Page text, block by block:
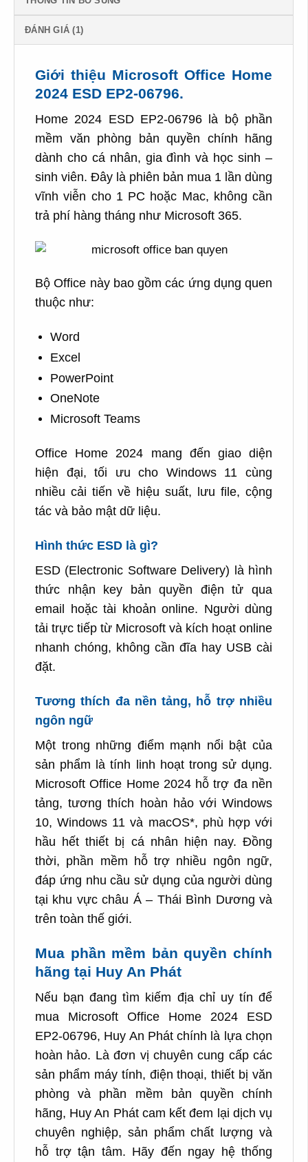
ĐÁNH GIÁ (1)
Giới thiệu Microsoft Office Home
2024 ESD EP2-06796.
Home 2024 ESD EP2-06796 là bộ phần
mềm văn phòng bản quyền chính hãng
dành cho cá nhân, gia đình và học sinh –
sinh viên. Đây là phiên bản mua 1 lần dùng
vĩnh viễn cho 1 PC hoặc Mac, không cần
trả phí hàng tháng như Microsoft 365.
Bộ Office này bao gồm các ứng dụng quen
thuộc như:
Word
Excel
PowerPoint
OneNote
Microsoft Teams
Office Home 2024 mang đến giao diện
hiện đại, tối ưu cho Windows 11 cùng
nhiều cải tiến về hiệu suất, lưu file, cộng
tác và bảo mật dữ liệu.
Hình thức ESD là gì?
ESD (Electronic Software Delivery) là hình
thức nhận key bản quyền điện tử qua
email hoặc tài khoản online. Người dùng
tải trực tiếp từ Microsoft và kích hoạt online
nhanh chóng, không cần đĩa hay USB cài
đặt.
Tương thích đa nền tảng, hỗ trợ nhiều
ngôn ngữ
Một trong những điểm mạnh nổi bật của
sản phẩm là tính linh hoạt trong sử dụng.
Microsoft Office Home 2024 hỗ trợ đa nền
tảng, tương thích hoàn hảo với Windows
10, Windows 11 và macOS*, phù hợp với
hầu hết thiết bị cá nhân hiện nay. Đồng
thời, phần mềm hỗ trợ nhiều ngôn ngữ,
đáp ứng nhu cầu sử dụng của người dùng
tại khu vực châu Á – Thái Bình Dương và
trên toàn thế giới.
Mua phần mềm bản quyền chính
hãng tại Huy An Phát
Nếu bạn đang tìm kiếm địa chỉ uy tín để
mua Microsoft Office Home 2024 ESD
EP2-06796, Huy An Phát chính là lựa chọn
hoàn hảo. Là đơn vị chuyên cung cấp các
sản phẩm máy tính, điện thoại, thiết bị văn
phòng và phần mềm bản quyền chính
hãng, Huy An Phát cam kết đem lại dịch vụ
chuyên nghiệp, sản phẩm chất lượng và
hỗ trợ tận tâm. Hãy đến ngay hệ thống